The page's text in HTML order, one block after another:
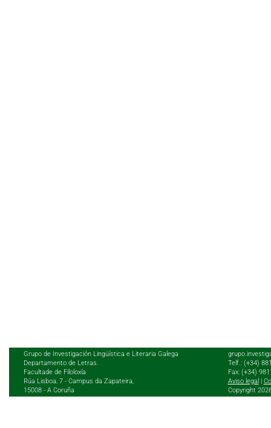
Grupo de Investigación Lingüística e Literaria Galega
Departamento de Letras.
Facultade de Filoloxía
Rúa Lisboa, 7 - Campus da Zapateira,
15008 - A Coruña
Telf.: (+34)
Fax: (+34)
Aviso legal
Copyright